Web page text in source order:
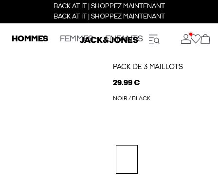
BACK AT IT | SHOPPEZ MAINTENANT
BACK AT IT | SHOPPEZ MAINTENANT
HOMMES FEMMES ENFANTS
PACK DE 3 MAILLOTS
29.99 €
NOIR / BLACK